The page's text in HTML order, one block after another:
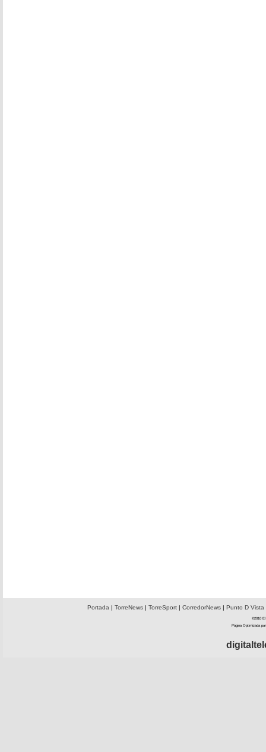
Portada | TorreNews| TorreSport| CorredorNews| Punto D Vista
©2010 El
Página Optimizada